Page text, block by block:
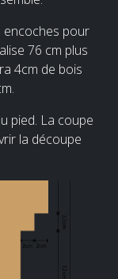
encoches pour
76 cm plus
4cm de bois
pied. La coupe
la découpe